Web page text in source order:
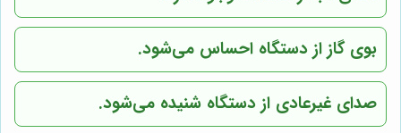
بوی گاز از دستگاه احساس می‌شود.
صدای غیرعادی از دستگاه شنیده می‌شود.